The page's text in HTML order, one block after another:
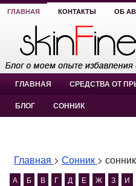
ГЛАВНАЯ КОНТАКТЫ ОБ
ГЛАВНАЯ СРЕДСТВА ОТ
БЛОГ СОННИК
Главная > Сонник >
А Б В Г Д Е Ж З И